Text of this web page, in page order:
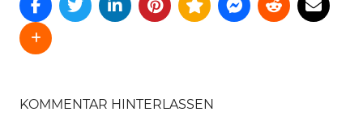
HOME
KOMMENTAR HINTERLASSEN